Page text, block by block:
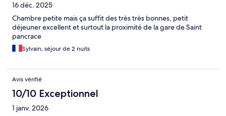
16 déc. 2025
Chambre petite mais ça suffit des très très bonnes, petit
déjeuner excellent et surtout la proximité de la gare de Saint
pancrace
Sylvain, séjour de 2 nuits
Avis vérifié
10/10 Exceptionnel
1 janv. 2026